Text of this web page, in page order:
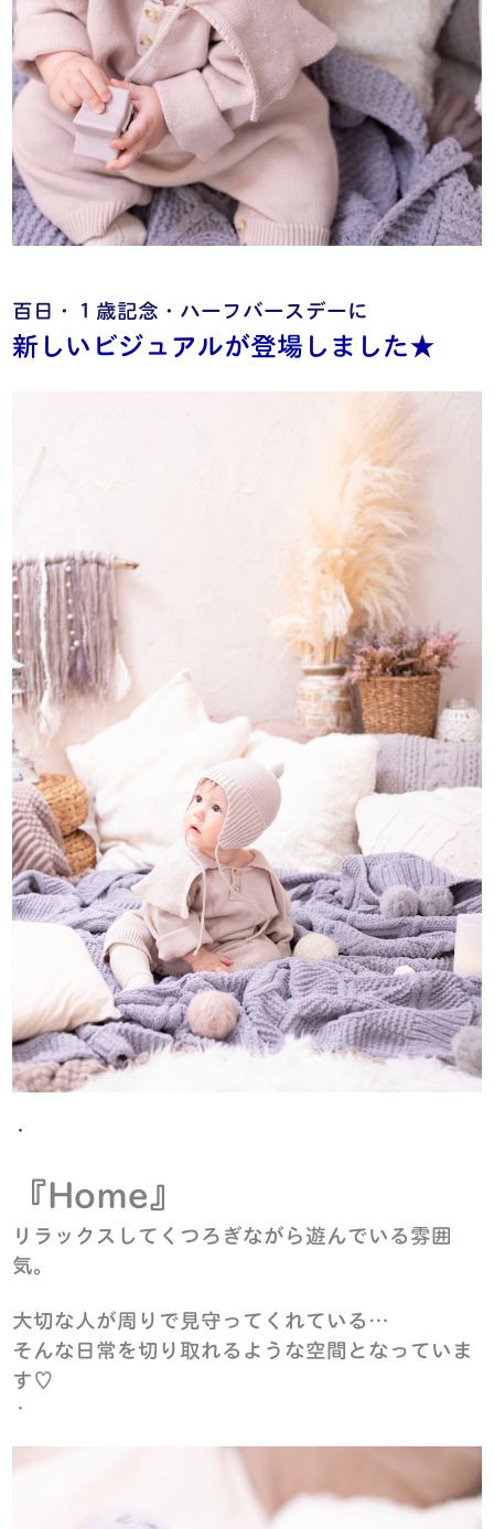
百日・１歳記念・ハーフバースデーに
新しいビジュアルが登場しました★
・
『Home』
リラックスして くつろぎながら遊んでいる雰囲
気。
大切な人が周りで見守ってくれている…
そんな日常を切り取れるような空間となっていま
す♡
・